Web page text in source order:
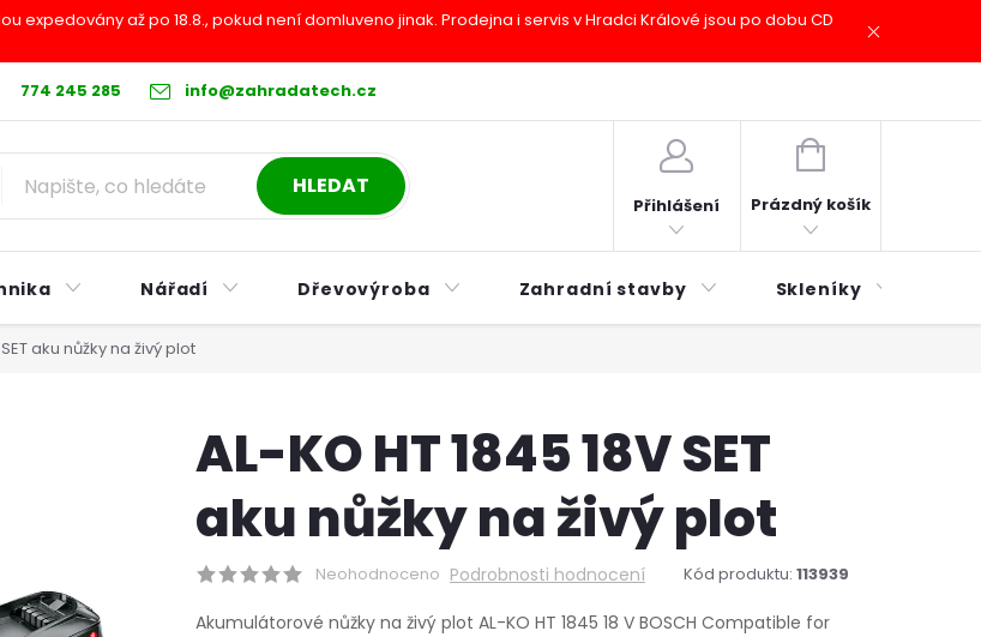
expedovány až po 18.8., pokud není domluveno jinak. Prodejna i servis v Hradci Králové jsou po dobu CD
774 245 285 info@zahradatech.cz
údajů Reklamační řád Postup při nákupu na splátky ESSOX
HLEDAT
Přihlášení
NÁKUPNÍ
Prázdný košík
Nářadí Dřevovýroba Zahradní stavby Skleníky
SET aku nůžky na živý plot
AL-KO HT 1845 18V SET
aku nůžky na živý plot
Neohodnoceno Podrobnosti hodnocení Kód produktu: 113939
Akumulátorové nůžky na živý plot AL-KO HT 1845 18 V BOSCH Compatible for